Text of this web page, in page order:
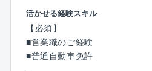
今後も女性が活躍できる職場環
ップへの支援に力を入れて参り
（4）福利厚生・休日休暇…
有給休暇消化率も平均で年10日
的にさらに取得を促進しており
渉・設計・終始予測・提案・契
するすべての仕事を手がけます。
同じ土地はふたつとして無い
ダーも様々。
そのひとつひとつをヒアリング
活かせる経験スキル
【必須】
■営業職のご経験
■普通自動車免許